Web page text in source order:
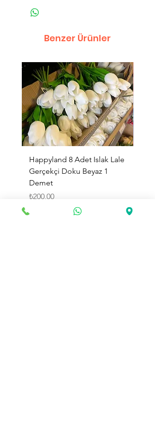
Benzer Ürünler
Happyland 8 Adet Islak Lale
Gerçekçi Doku Beyaz 1
Demet
Fiyat
₺200,00